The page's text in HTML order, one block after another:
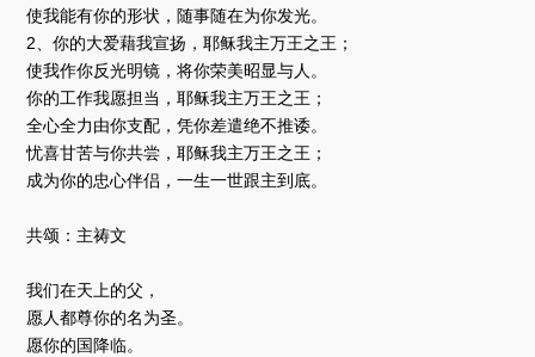
使我能有你的形状，随事随在为你发光。
2、你的大爱藉我宣扬，耶稣我主万王之王；
使我作你反光明镜，将你荣美昭显与人。
你的工作我愿担当，耶稣我主万王之王；
全心全力由你支配，凭你差遣绝不推诿。
忧喜甘苦与你共尝，耶稣我主万王之王；
成为你的忠心伴侣，一生一世跟主到底。
共颂：主祷文
我们在天上的父，
愿人都尊你的名为圣。
愿你的国降临。